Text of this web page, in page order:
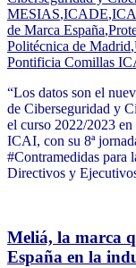
MESIAS,ICADE,
de Marca España,
Politécnica de Madrid,
Pontificia Comillas
“Los datos son el
de Ciberseguridad y
el curso 2022/2023
ICAI, con su 8ª
#Contramedidas para
Directivos y
Meliá, la marca
España en la